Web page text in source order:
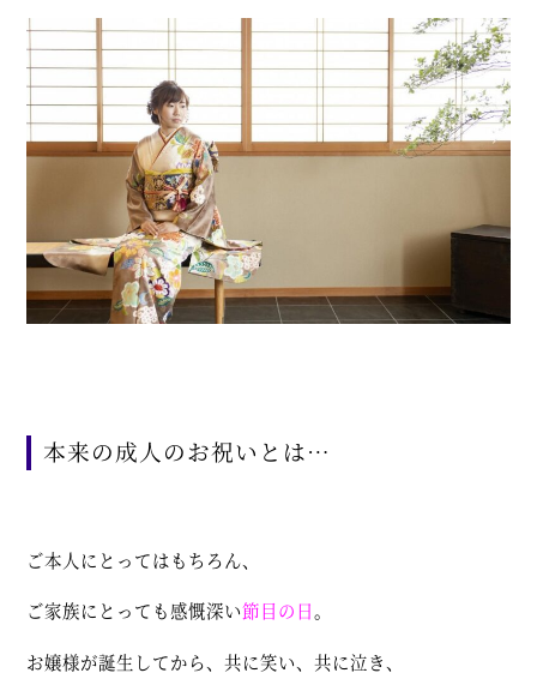
本来の成人のお祝いとは…
ご本人にとってはもちろん、
ご家族にとっても感慨深い節目の日。
お嬢様が誕生してから、共に笑い、共に泣き、